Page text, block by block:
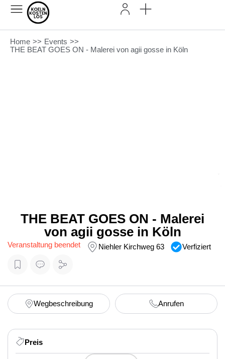
Home >> Events >>
THE BEAT GOES ON - Malerei von agii gosse in Köln
THE BEAT GOES ON - Malerei
von agii gosse in Köln
Veranstaltung beendet Niehler Kirchweg 63 Verfiziert
Wegbeschreibung Anrufen
Preis